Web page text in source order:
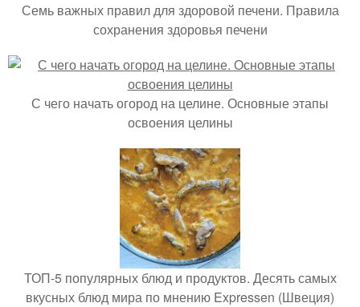
Семь важных правил для здоровой печени. Правила
сохранения здоровья печени
С чего начать огород на целине. Основные этапы
освоения целины
ТОП-5 популярных блюд и продуктов. Десять самых
вкусных блюд мира по мнению Expressen (Швеция)